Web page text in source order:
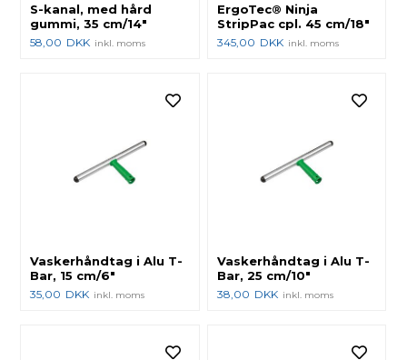
S-kanal, med hård
gummi, 35 cm/14"
58,00 DKK inkl. moms
ErgoTec® Ninja
StripPac cpl. 45 cm/18"
345,00 DKK inkl. moms
Vaskerhåndtag i Alu T-
Bar, 15 cm/6"
35,00 DKK inkl. moms
Vaskerhåndtag i Alu T-
Bar, 25 cm/10"
38,00 DKK inkl. moms